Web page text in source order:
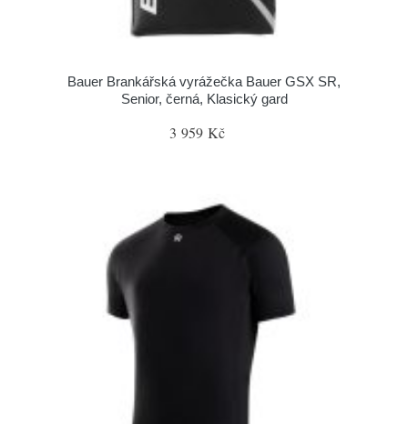
Bauer Brankářská vyrážečka Bauer GSX SR,
Senior, černá, Klasický gard
3 959 Kč